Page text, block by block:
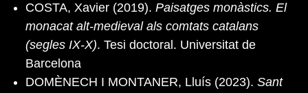
COSTA, Xavier (2019). Paisatges monàstics. El
monacat alt-medieval als comtats catalans
(segles IX-X). Tesi doctoral. Universitat de
Barcelona
DOMÈNECH I MONTANER, Lluís (2023). Sant